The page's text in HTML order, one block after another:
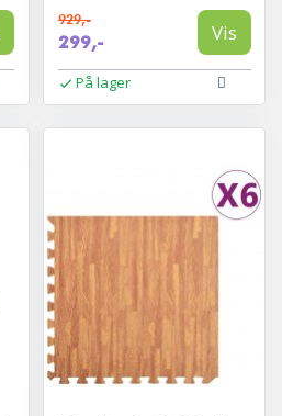
929,-
299,- Vis
På lager